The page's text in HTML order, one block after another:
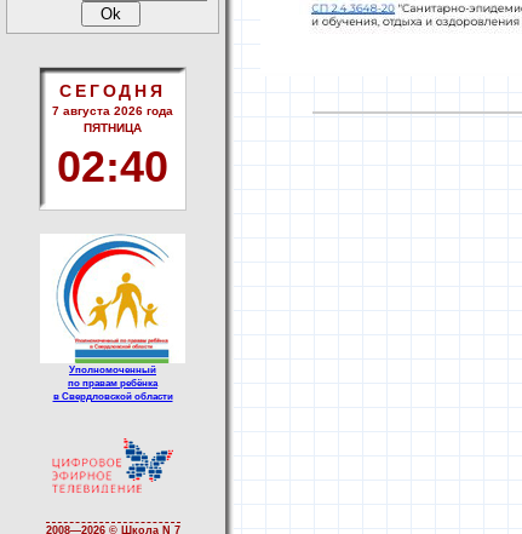
СЕГОДНЯ
7 августа 2026 года
ПЯТНИЦА
02:40
Уполномоченный
по правам ребёнка
в Свердловской области
2008—2026 © Школа N 7